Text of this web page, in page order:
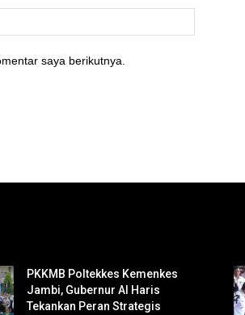
saya berikutnya.
PKKMB Poltekkes Kemenkes
Jambi, Gubernur Al Haris
Tekankan Peran Strategis